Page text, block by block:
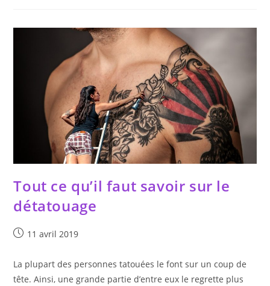
La
Vie
Tout ce qu’il faut savoir sur le
détatouage
Publication
11 avril 2019
La plupart des personnes tatouées le font sur un coup de
tête. Ainsi, une grande partie d’entre eux le regrette plus